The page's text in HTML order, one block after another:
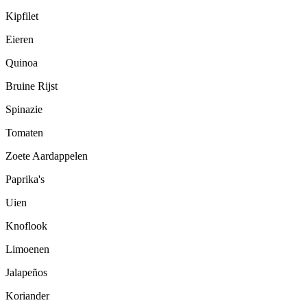
Kipfilet
Eieren
Quinoa
Bruine Rijst
Spinazie
Tomaten
Zoete Aardappelen
Paprika's
Uien
Knoflook
Limoenen
Jalapeños
Koriander